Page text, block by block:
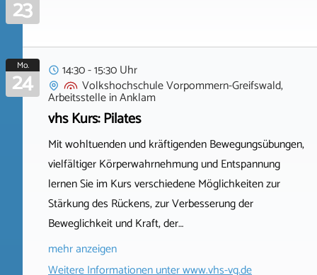
23
Mo.
24
14:30 - 15:30 Uhr
Volkshochschule Vorpommern-Greifswald,
ArbeitsstelleinAnklam
vhs Kurs: Pilates
Mit wohltuenden und kräftigenden Bewegungsübungen,
vielfältiger Körperwahrnehmung und Entspannung
lernen Sie im Kurs verschiedene Möglichkeiten zur
Stärkung des Rückens, zur Verbesserung der
Beweglichkeit und Kraft, der…
mehr anzeigen
Weitere Informationen unterwww.vhs-vg.de